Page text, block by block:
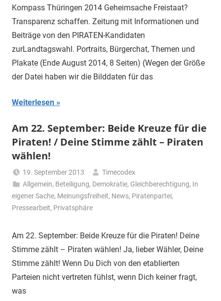
Kompass Thüringen 2014 Geheimsache Freistaat?
Transparenz schaffen. Zeitung mit Informationen und
Beiträge von den PIRATEN-Kandidaten
zurLandtagswahl. Portraits, Bürgerchat, Themen und
Plakate (Ende August 2014, 8 Seiten) (Wegen der Größe
der Datei haben wir die Bilddaten für das
Weiterlesen
Am 22. September: Beide Kreuze für die
Piraten! / Deine Stimme zählt – Piraten
wählen!
19. September 2013
Timecodex
Allgemein, Beteiligung, Demokratie, Gleichberechtigung, In
eigener Sache, Meinungsfreiheit, News, Piratenpartei,
Pressearbeit, Privatsphäre
Am 22. September: Beide Kreuze für die Piraten! Deine
Stimme zählt – Piraten wählen! Ja, lieber Wähler, Deine
Stimme zählt! Wenn Du Dich von den etablierten
Parteien nicht vertreten fühlst, wenn Dich keiner fragt,
was